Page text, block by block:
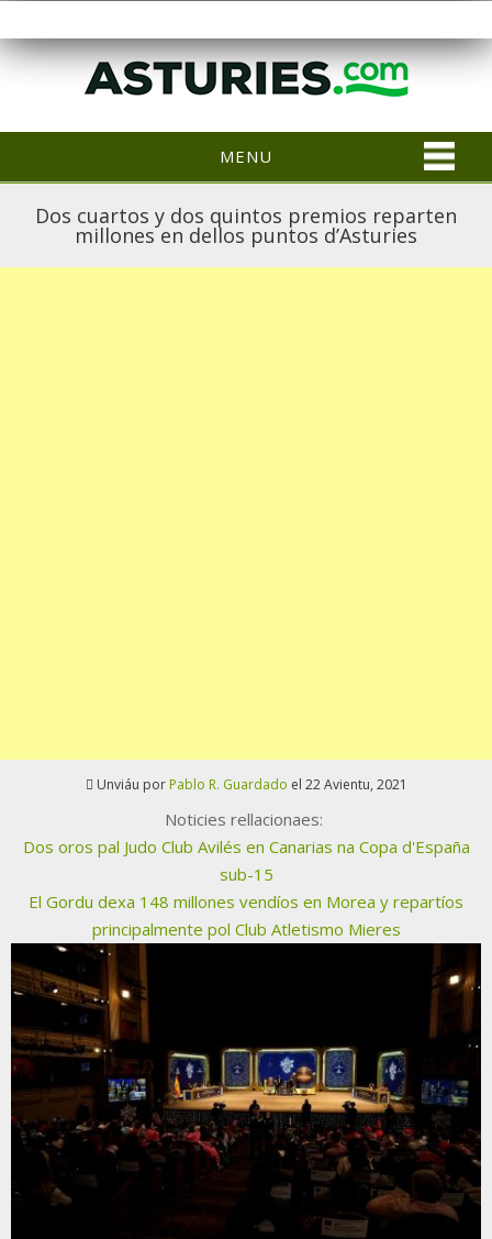
MENU
Dos cuartos y dos quintos premios reparten
millones en dellos puntos d’Asturies
Unviáu por Pablo R. Guardado el 22 Avientu, 2021
Noticies rellacionaes:
Dos oros pal Judo Club Avilés en Canarias na Copa d'España
sub-15
El Gordu dexa 148 millones vendíos en Morea y repartíos
principalmente pol Club Atletismo Mieres